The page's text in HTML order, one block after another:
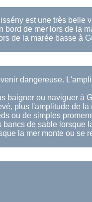
est une très belle
de mer lors de la
de la marée basse à
dangereuse.
baigner ou naviguer à
plus l'amplitude de la
ou de simples
de sable lorsque
la mer monte ou se